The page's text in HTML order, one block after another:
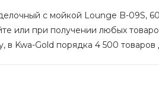
с мойкой Lounge B-09S,
или при получении любых
в Kwa-Gold порядка 4 500 товаров